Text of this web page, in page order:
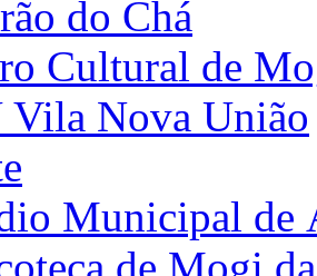
do Chá
Cultural de
Vila Nova União
Municipal de
de Mogi